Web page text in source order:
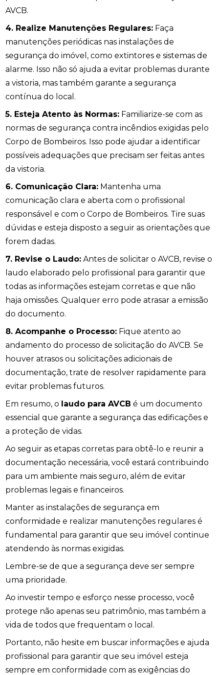
AVCB.
4. Realize Manutenções Regulares: Faça
manutenções periódicas nas instalações de
segurança do imóvel, como extintores e sistemas de
alarme. Isso não só ajuda a evitar problemas durante
a vistoria, mas também garante a segurança
contínua do local.
5. Esteja Atento às Normas: Familiarize-se com as
normas de segurança contra incêndios exigidas pelo
Corpo de Bombeiros. Isso pode ajudar a identificar
possíveis adequações que precisam ser feitas antes
da vistoria.
6. Comunicação Clara: Mantenha uma
comunicação clara e aberta com o profissional
responsável e com o Corpo de Bombeiros. Tire suas
dúvidas e esteja disposto a seguir as orientações que
forem dadas.
7. Revise o Laudo: Antes de solicitar o AVCB, revise o
laudo elaborado pelo profissional para garantir que
todas as informações estejam corretas e que não
haja omissões. Qualquer erro pode atrasar a emissão
do documento.
8. Acompanhe o Processo: Fique atento ao
andamento do processo de solicitação do AVCB. Se
houver atrasos ou solicitações adicionais de
documentação, trate de resolver rapidamente para
evitar problemas futuros.
Em resumo, o laudo para AVCB é um documento
essencial que garante a segurança das edificações e
a proteção de vidas.
Ao seguir as etapas corretas para obtê-lo e reunir a
documentação necessária, você estará contribuindo
para um ambiente mais seguro, além de evitar
problemas legais e financeiros.
Manter as instalações de segurança em
conformidade e realizar manutenções regulares é
fundamental para garantir que seu imóvel continue
atendendo às normas exigidas.
Lembre-se de que a segurança deve ser sempre
uma prioridade.
Ao investir tempo e esforço nesse processo, você
protege não apenas seu patrimônio, mas também a
vida de todos que frequentam o local.
Portanto, não hesite em buscar informações e ajuda
profissional para garantir que seu imóvel esteja
sempre em conformidade com as exigências do